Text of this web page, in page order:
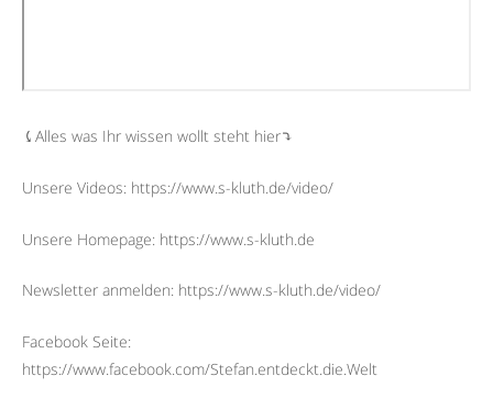
⤹Alles was Ihr wissen wollt steht hier⤵︎
Unsere Videos: https://www.s-kluth.de/video/
Unsere Homepage: https://www.s-kluth.de
Newsletter anmelden: https://www.s-kluth.de/video/
Facebook Seite:
https://www.facebook.com/Stefan.entdeckt.die.Welt